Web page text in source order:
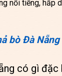
nổi tiếng, hấp
bò Đà Nẵng
có gì đặc